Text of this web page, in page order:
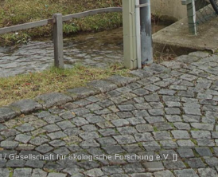
/ Gesellschaft für ökologische Forschung e.V. []